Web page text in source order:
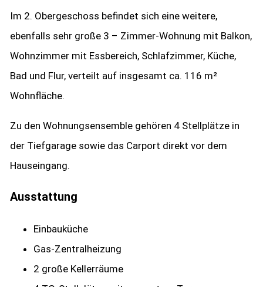
Im 2. Obergeschoss befindet sich eine weitere,
ebenfalls sehr große 3 – Zimmer-Wohnung mit Balkon,
Wohnzimmer mit Essbereich, Schlafzimmer, Küche,
Bad und Flur, verteilt auf insgesamt ca. 116 m²
Wohnfläche.
Zu den Wohnungsensemble gehören 4 Stellplätze in
der Tiefgarage sowie das Carport direkt vor dem
Hauseingang.
Ausstattung
Einbauküche
Gas-Zentralheizung
2 große Kellerräume